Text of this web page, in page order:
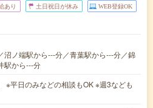
あり 土日祝日が休み WEB登録OK
沼ノ端駅から---分／青葉駅から---分／錦
駅から---分
※平日のみなどの相談もOK ※週3なども